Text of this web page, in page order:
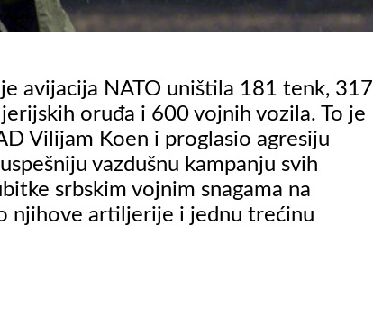
avijacija NATO uništila 181 tenk, 317
oruđa i 600 vojnih vozila. To je
Vilijam Koen i proglasio agresiju
vazdušnu kampanju svih
srbskim vojnim snagama na
njihove artiljerije i jednu trećinu